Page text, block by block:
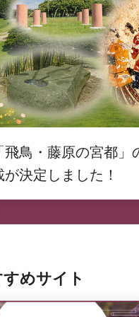
飛鳥・藤原の宮都
が決定しました！
めサイト